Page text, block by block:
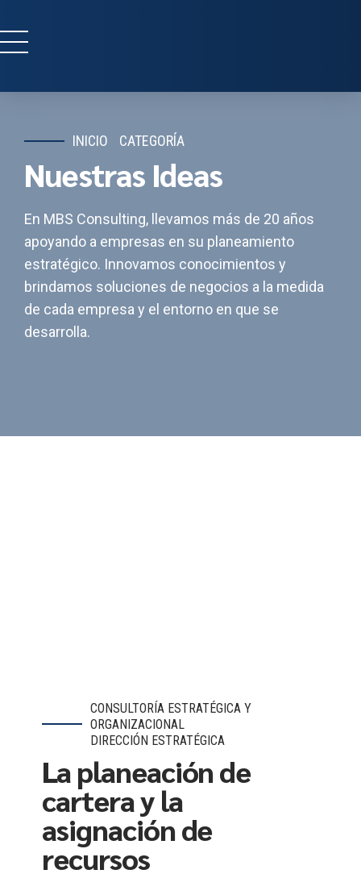
INICIO CATEGORÍA
Nuestras Ideas
En MBS Consulting, llevamos más de 20 años
apoyando a empresas en su planeamiento
estratégico. Innovamos conocimientos y
brindamos soluciones de negocios a la medida
de cada empresa y el entorno en que se
desarrolla.
CONSULTORÍA ESTRATÉGICA Y
ORGANIZACIONAL
DIRECCIÓN ESTRATÉGICA
La planeación de
cartera y la
asignación de
recursos